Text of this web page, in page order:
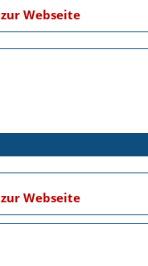
zur Webseite
zur Webseite